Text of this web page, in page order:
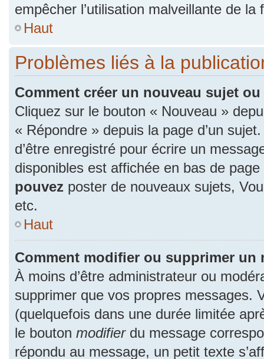
empêcher l’utilisation malveillante de
Haut
Problèmes liés à la
Comment créer un nouveau sujet
Cliquez sur le bouton « Nouveau »
« Répondre » depuis la page d’un
d’être enregistré pour écrire un
disponibles est affichée en bas de
pouvez poster de nouveaux sujets,
etc.
Haut
Comment modifier ou supprimer un
À moins d’être administrateur ou
supprimer que vos propres messages.
(quelquefois dans une durée limitée
le bouton modifierdu message
répondu au message, un petit texte